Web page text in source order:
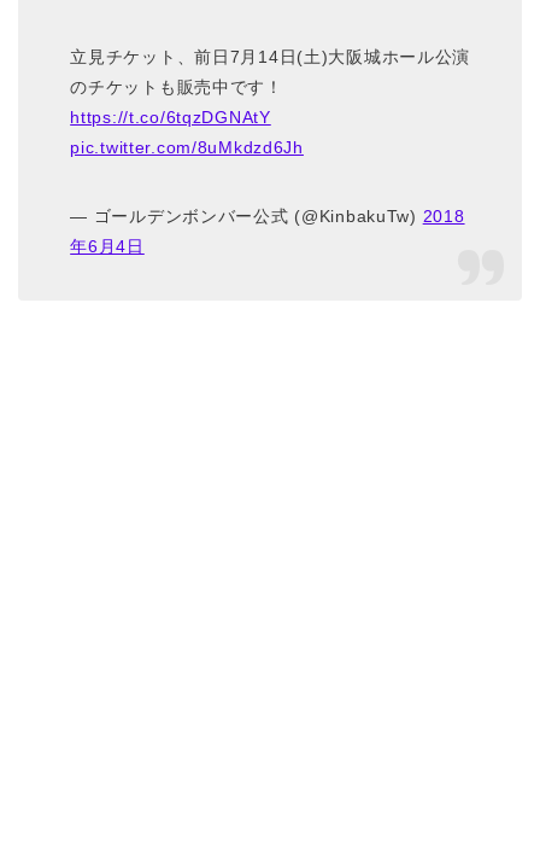
立見チケット、前日7月14日(土)大阪城ホール公演
のチケットも販売中です！
https://t.co/6tqzDGNAtY
pic.twitter.com/8uMkdzd6Jh
— ゴールデンボンバー公式 (@KinbakuTw) 2018
年6月4日